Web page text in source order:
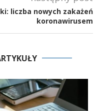
liczba nowych zakażeń
koronawirusem